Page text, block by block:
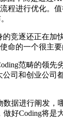
程进行优化。
逐还正在加快
命的一个很主
范畴的领先劣
公司和创业公
进行阐发，哪
好Coding将是